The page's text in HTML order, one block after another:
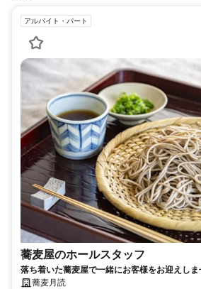
アルバイト・パート
蕎麦屋のホールスタッフ
落ち着いた蕎麦屋で一緒にお客様をお迎えしま
蕎麦月読